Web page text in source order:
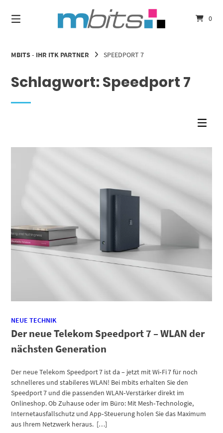
zum
Inhalt
0
MBITS - IHR ITK PARTNER SPEEDPORT 7
Schlagwort: Speedport 7
NEUE TECHNIK
Der neue Telekom Speedport 7 – WLAN der
nächsten Generation
Der neue Telekom Speedport 7 ist da – jetzt mit Wi‑Fi 7 für noch
schnelleres und stabileres WLAN! Bei mbits erhalten Sie den
Speedport 7 und die passenden WLAN‑Verstärker direkt im
Onlineshop. Ob Zuhause oder im Büro: Mit Mesh‑Technologie,
Internetausfallschutz und App‑Steuerung holen Sie das Maximum
aus Ihrem Netzwerk heraus. […]